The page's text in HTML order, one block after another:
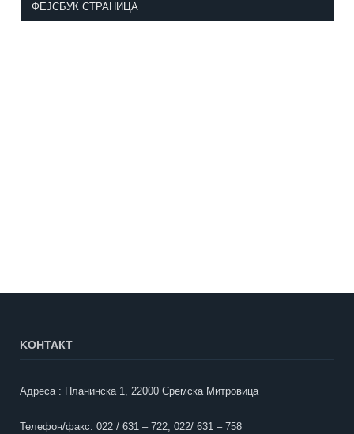
ФЕЈСБУК СТРАНИЦА
KOНТАКТ
Адреса : Планинска 1, 22000 Сремска Митровица
Телефон/факс: 022 / 631 – 722, 022/ 631 – 758